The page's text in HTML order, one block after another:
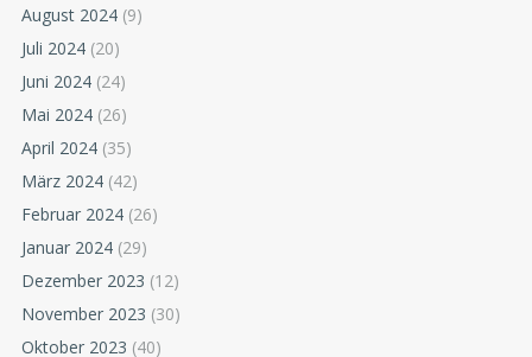
August 2024 (9)
Juli 2024 (20)
Juni 2024 (24)
Mai 2024 (26)
April 2024 (35)
März 2024 (42)
Februar 2024 (26)
Januar 2024 (29)
Dezember 2023 (12)
November 2023 (30)
Oktober 2023 (40)